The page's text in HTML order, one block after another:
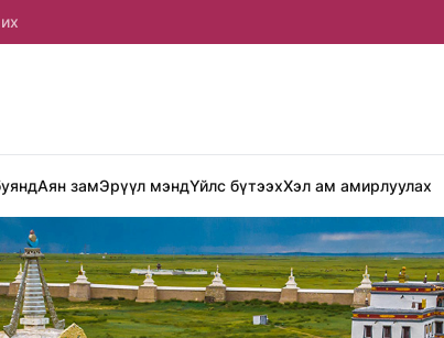
Аян замЭрүүл мэндҮйлс бүтээхХэл ам амирлуулах